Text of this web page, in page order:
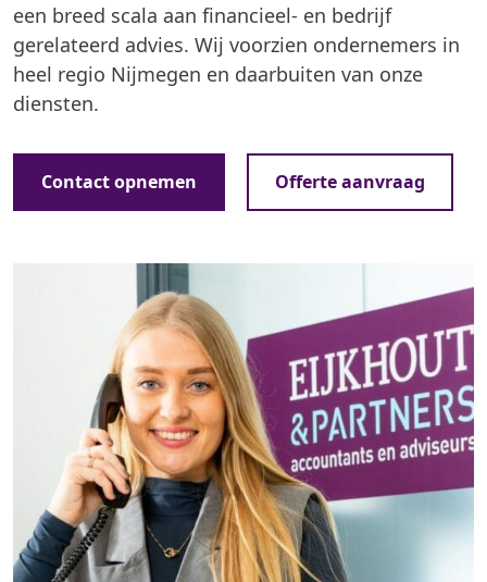
een breed scala aan financieel- en bedrijf
gerelateerd advies. Wij voorzien ondernemers in
heel regio Nijmegen en daarbuiten van onze
diensten.
Contact opnemen Offerte aanvraag